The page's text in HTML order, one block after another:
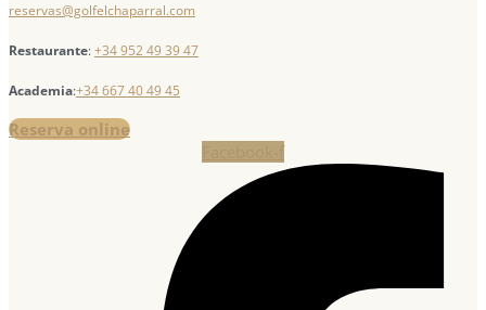
reservas@golfelchaparral.com
Restaurante:+34 952 49 39 47
Academia:+34 667 40 49 45
Reserva online